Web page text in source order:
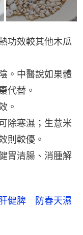
功效較其他木瓜
。中醫說如果體
代替。
。
除寒濕；生薏米
則較優。
胃清腸、消腫解
健脾　防春天濕